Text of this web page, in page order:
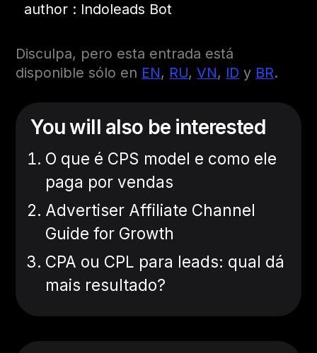
author : Indoleads Bot
Disculpa, pero esta entrada está
disponible sólo en EN, RU,VN, ID y BR.
You will also be interested
O que é CPS model e como ele
paga por vendas
Advertiser Affiliate Channel
Guide for Growth
CPA ou CPL para leads: qual dá
mais resultado?